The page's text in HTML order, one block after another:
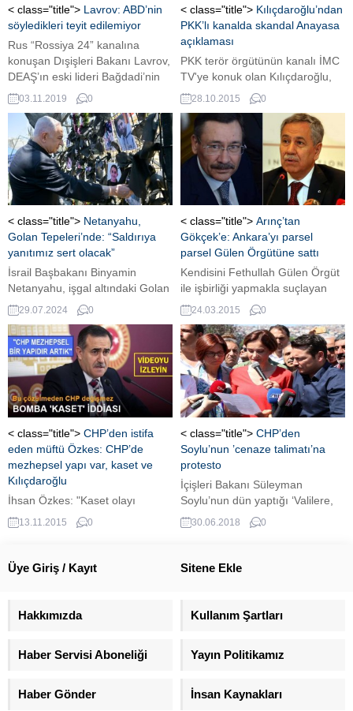
< class="title"> Lavrov: ABD’nin
söyledikleri teyit edilemiyor
Rus “Rossiya 24” kanalına
konuşan Dışişleri Bakanı Lavrov,
DEAŞ’ın eski lideri Bağdadi’nin
ölümü ile ilgili açıklamalarda
bulundu. “ORDUMUZ İLAVE
BİLGİLER ÜZERİNDE
ÇALIŞIYOR” Bağdadi’nin ölümü
konusunda ABD’den farklı bir
değerlendirme yapan Lavrov,
“Bağdadi, ABD’nin bir buluşuydu.
Savunma Bakanlığımız Bağdadi
hakkında bir açıklama yaptı. Bu
konuda daha fazla bilgi istiyoruz.
Ordumuz ilave...
03.11.2019 0
< class="title"> Kılıçdaroğlu’ndan
PKK’lı kanalda skandal Anayasa
açıklaması
PKK terör örgütünün kanalı İMC
TV'ye konuk olan Kılıçdaroğlu,
Anayasa'nın değiştirilemez 2. ve
3. maddelerinin değişmesine
sıcak baktıklarını ifade etti.
28.10.2015 0
< class="title"> Netanyahu,
Golan Tepeleri’nde: “Saldırıya
yanıtımız sert olacak”
İsrail Başbakanı Binyamin
Netanyahu, işgal altındaki Golan
Tepeleri'nde gerçekleşen
ölümcül roket saldırısının
yaşandığı bölgeyi ziyaret etti.
29.07.2024 0
< class="title"> Arınç’tan
Gökçek’e: Ankara’yı parsel
parsel Gülen Örgütüne sattı
Kendisini Fethullah Gülen Örgüt
ile işbirliği yapmakla suçlayan
Melih Gökçek'e yanıt veren
Hükümet Sözcüsü Bülent Arınç,
"Gökçek bu yapıya Ankara’yı
parsel parsel satmıştır. Zengin
işadamlarına okul yaptırmıştır.
Yurt yerleri sağlamıştır. Paralel
Yapının kucağına oturuyor."
dedi. Arınç ayrıca Gökçek'in
açıklamaları için "Terbiyesizce bir
açıklamadır. Benim görevden
alınmamı isteyecek kadar
haysiyetli bir...
24.03.2015 0
< class="title"> CHP’den istifa
eden müftü Özkes: CHP’de
mezhepsel yapı var, kaset ve
Kılıçdaroğlu
İhsan Özkes: "Kaset olayı
aydınlanmadan Kemal
Kılıçdaroğlu'nun gidip
13.11.2015 0
< class="title"> CHP’den
Soylu’nun ’cenaze talimatı’na
protesto
İçişleri Bakanı Süleyman
Soylu’nun dün yaptığı ‘Valilere,
CHP il başkanlarını bundan
sonra şehit cenazelerinde
verdim’ açıklaması CHP İl
yapılan protestoda Süleyman
yapmıştır” denildi İçişleri Bakanı
talimatı”, 81 ildeki CHP İl...
30.06.2018 0
Üye Giriş / Kayıt Sitene Ekle
Hakkımızda Kullanım Şartları
Haber Servisi Aboneliği Yayın Politikamız
Haber Gönder İnsan Kaynakları